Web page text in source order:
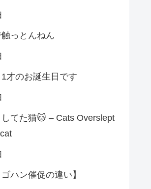
っとんねん
才のお誕生日です
てた猫🐱 – Cats Overslept
ゴハン催促の違い】